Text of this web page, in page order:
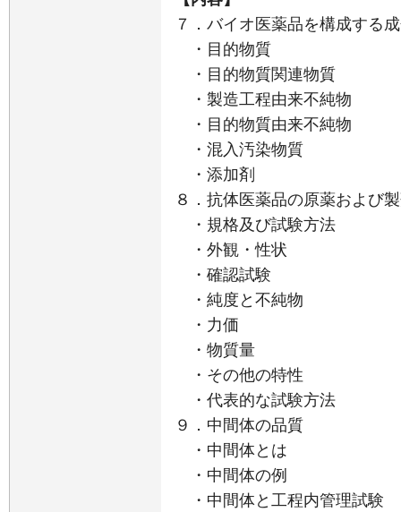
７．バイオ医薬品を構成する
・目的物質
・目的物質関連物質
・製造工程由来不純物
・目的物質由来不純物
・混入汚染物質
・添加剤
８．抗体医薬品の原薬および
・規格及び試験方法
・外観・性状
・確認試験
・純度と不純物
・力価
・物質量
・その他の特性
・代表的な試験方法
９．中間体の品質
・中間体とは
・中間体の例
・中間体と工程内管理試験